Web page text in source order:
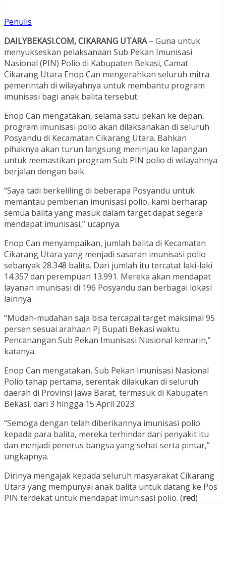
Penulis
DAILYBEKASI.COM, CIKARANG UTARA– Guna untuk
menyukseskan pelaksanaan Sub Pekan Imunisasi
Nasional (PIN) Polio di Kabupaten Bekasi, Camat
Cikarang Utara Enop Can mengerahkan seluruh mitra
pemerintah di wilayahnya untuk membantu program
imunisasi bagi anak balita tersebut.
Enop Can mengatakan, selama satu pekan ke depan,
program imunisasi polio akan dilaksanakan di seluruh
Posyandu di Kecamatan Cikarang Utara. Bahkan
pihaknya akan turun langsung meninjau ke lapangan
untuk memastikan program Sub PIN polio di wilayahnya
berjalan dengan baik.
“Saya tadi berkeliling di beberapa Posyandu untuk
memantau pemberian imunisasi polio, kami berharap
semua balita yang masuk dalam target dapat segera
mendapat imunisasi,” ucapnya.
Enop Can menyampaikan, jumlah balita di Kecamatan
Cikarang Utara yang menjadi sasaran imunisasi polio
sebanyak 28.348 balita. Dari jumlah itu tercatat laki-laki
14.357 dan perempuan 13.991. Mereka akan mendapat
layanan imunisasi di 196 Posyandu dan berbagai lokasi
lainnya.
“Mudah-mudahan saja bisa tercapai target maksimal 95
persen sesuai arahaan Pj Bupati Bekasi waktu
Pencanangan Sub Pekan Imunisasi Nasional kemarin,”
katanya.
Enop Can mengatakan, Sub Pekan Imunisasi Nasional
Polio tahap pertama, serentak dilakukan di seluruh
daerah di Provinsi Jawa Barat, termasuk di Kabupaten
Bekasi, dari 3 hingga 15 April 2023.
“Semoga dengan telah diberikannya imunisasi polio
kepada para balita, mereka terhindar dari penyakit itu
dan menjadi penerus bangsa yang sehat serta pintar,”
ungkapnya.
Dirinya mengajak kepada seluruh masyarakat Cikarang
Utara yang mempunyai anak balita untuk datang ke Pos
PIN terdekat untuk mendapat imunisasi polio. (red)